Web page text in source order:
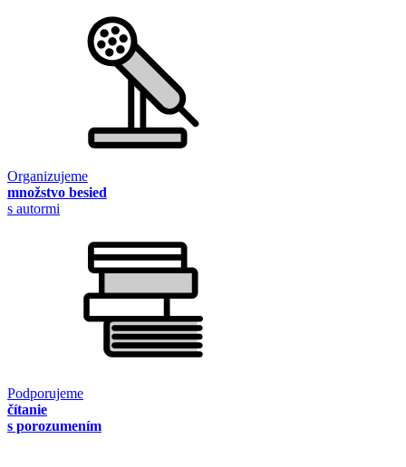
Organizujeme
množstvo besied
s autormi
Podporujeme
čítanie
s porozumením